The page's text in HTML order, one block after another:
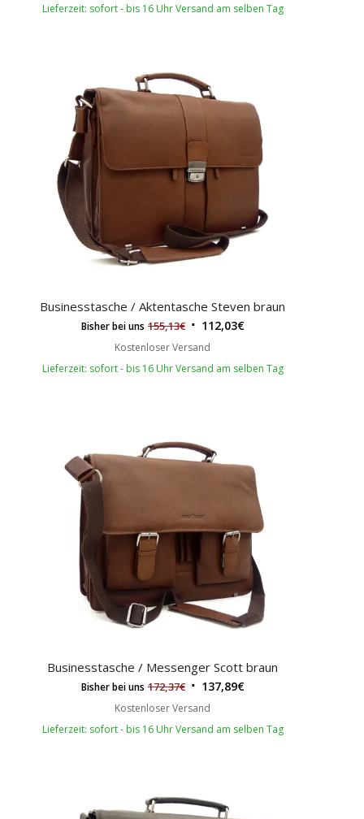
Lieferzeit: sofort - bis 16 Uhr Versand am selben Tag
Businesstasche / Aktentasche Steven braun
Bisher bei uns 155,13€ 112,03€
Kostenloser Versand
Lieferzeit: sofort - bis 16 Uhr Versand am selben Tag
Businesstasche / Messenger Scott braun
Bisher bei uns 172,37€ 137,89€
Kostenloser Versand
Lieferzeit: sofort - bis 16 Uhr Versand am selben Tag